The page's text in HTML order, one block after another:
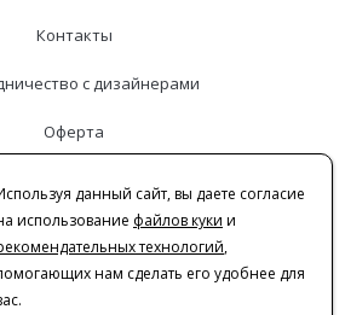
Контакты
с дизайнерами
Оферта
конфиденциальности
2026 | VERESK studio
данный сайт, вы даете согласие
использование файлов куки и
технологий,
нам сделать его удобнее для